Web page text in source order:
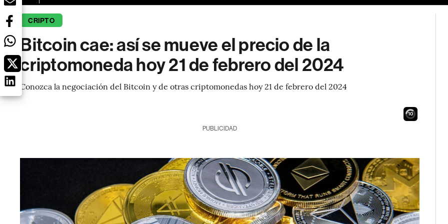
CRIPTO
Bitcoin cae: así se mueve el precio de la
criptomoneda hoy 21 de febrero del 2024
Conozca la negociación del Bitcoin y de otras criptomonedas hoy 21 de febrero del 2024
9
PUBLICIDAD